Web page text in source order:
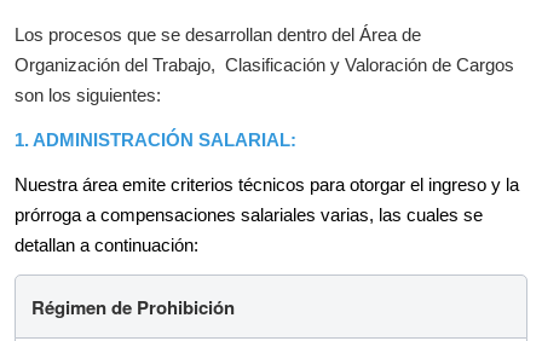
Los procesos que se desarrollan dentro del Área de
Organización del Trabajo, Clasificación y Valoración de Cargos
son los siguientes:
1. ADMINISTRACIÓN SALARIAL:
Nuestra área emite criterios técnicos para otorgar el ingreso y la
prórroga a compensaciones salariales varias, las cuales se
detallan a continuación:
Régimen de Prohibición